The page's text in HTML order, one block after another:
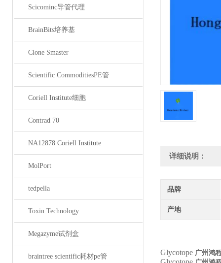
Scicominc导管代理
BrainBits培养基
Clone Smaster
Scientific CommoditiesPE管
Coriell Institute细胞
Contrad 70
NA12878 Coriell Institute
MolPort
tedpella
Toxin Technology
Megazyme试剂盒
braintree scientific耗材pe管
详细说明：
品牌
产地
Glycotope 广州鸿